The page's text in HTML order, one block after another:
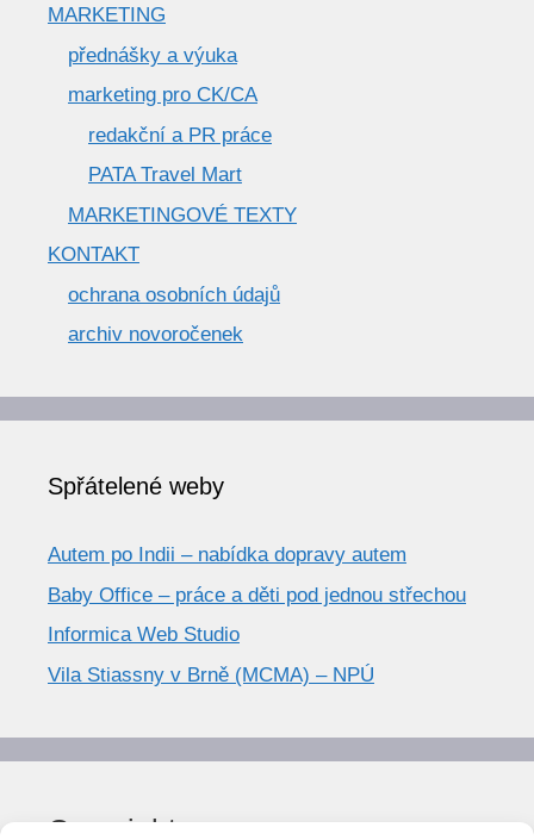
MARKETING
přednášky a výuka
marketing pro CK/CA
redakční a PR práce
PATA Travel Mart
MARKETINGOVÉ TEXTY
KONTAKT
ochrana osobních údajů
archiv novoročenek
Spřátelené weby
Autem po Indii – nabídka dopravy autem
Baby Office – práce a děti pod jednou střechou
Informica Web Studio
Vila Stiassny v Brně (MCMA) – NPÚ
Copyright